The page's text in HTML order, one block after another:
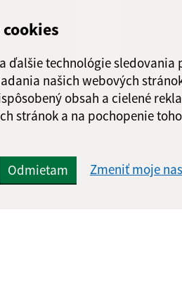
ďalšie technológie sledovania
našich webových
obsah a cielené
stránok a na pochopenie
Odmietam Zmeniť moje
reCaptcha Response
Odoslať správu